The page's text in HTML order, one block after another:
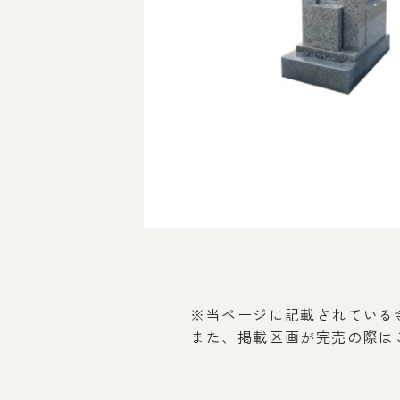
※当ページに記載されている
また、掲載区画が完売の際